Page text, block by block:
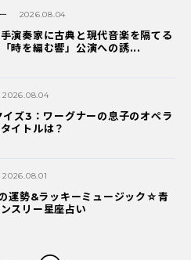
2026.08.04
演奏家に古典と現代音楽を隔てる
時を編む響」公演への誘...
2026.08.04
ズ3：ワーグナーの息子のオペラ
イトルは？
2026.08.01
勢&ラッキーミュージック☆青
スリー星座占い